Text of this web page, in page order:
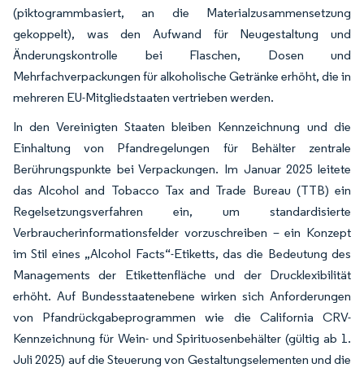
(piktogrammbasiert, an die Materialzusammensetzung
gekoppelt), was den Aufwand für Neugestaltung und
Änderungskontrolle bei Flaschen, Dosen und
Mehrfachverpackungen für alkoholische Getränke erhöht, die in
mehreren EU-Mitgliedstaaten vertrieben werden.
In den Vereinigten Staaten bleiben Kennzeichnung und die
Einhaltung von Pfandregelungen für Behälter zentrale
Berührungspunkte bei Verpackungen. Im Januar 2025 leitete
das Alcohol and Tobacco Tax and Trade Bureau (TTB) ein
Regelsetzungsverfahren ein, um standardisierte
Verbraucherinformationsfelder vorzuschreiben – ein Konzept
im Stil eines „Alcohol Facts“-Etiketts, das die Bedeutung des
Managements der Etikettenfläche und der Drucklexibilität
erhöht. Auf Bundesstaatenebene wirken sich Anforderungen
von Pfandrückgabeprogrammen wie die California CRV-
Kennzeichnung für Wein- und Spirituosenbehälter (gültig ab 1.
Juli 2025) auf die Steuerung von Gestaltungselementen und die